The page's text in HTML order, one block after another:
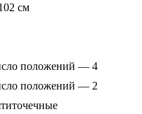
см
положений — 4
положений — 2